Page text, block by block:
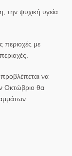
την ψυχική υγεία
περιοχές με
να
Οκτώβριο θα